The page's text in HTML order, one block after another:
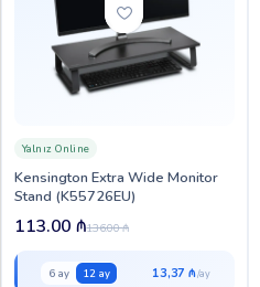
Kensington Extra Wide Monitor
Stand (K55726EU)
Yalnız Online
136.00₼
113.00 ₼
6 ay 12 ay 13,37 ₼